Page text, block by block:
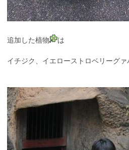
追加した植物 は
イチジク、イエローストロベリーグ